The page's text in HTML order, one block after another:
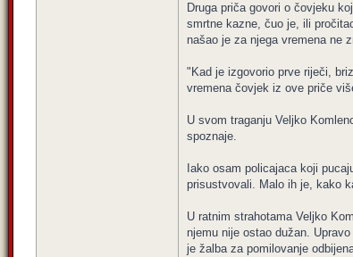
Druga priča govori o čovjeku
smrtne kazne, čuo je, ili
našao je za njega vremena ne
"Kad je izgovorio prve riječi,
vremena čovjek iz ove priče
U svom traganju Veljko
spoznaje.
Iako osam policajaca koji
prisustvovali. Malo ih je, kako
U ratnim strahotama Veljko
njemu nije ostao dužan.
je žalba za pomilovanje